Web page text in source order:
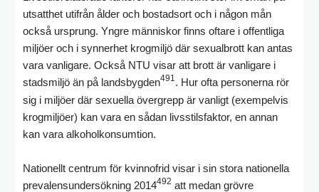
utsatthet utifrån ålder och bostadsort och i någon mån
också ursprung. Yngre människor finns oftare i offentliga
miljöer och i synnerhet krogmiljö där sexualbrott kan antas
vara vanligare. Också NTU visar att brott är vanligare i
stadsmiljö än på landsbygden491. Hur ofta personerna rör
sig i miljöer där sexuella övergrepp är vanligt (exempelvis
krogmiljöer) kan vara en sådan livsstilsfaktor, en annan
kan vara alkoholkonsumtion.
Nationellt centrum för kvinnofrid visar i sin stora nationella
prevalensundersökning 2014492 att medan grövre